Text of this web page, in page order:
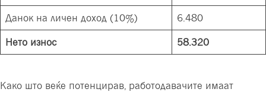
Данок на личен доход (10%) 6.480
Нето износ 58.320
Како што веќе потенцирав, работодавачите имаат